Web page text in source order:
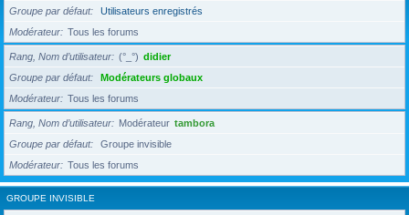
Groupe par défaut
Utilisateurs enregistrés
Modérateur
Tous les forums
Rang, Nom d’utilisateur (°_°) didier
Groupe par défaut
Modérateurs globaux
Modérateur
Tous les forums
Rang, Nom d’utilisateur Modérateur tambora
Groupe par défaut
Groupe invisible
Modérateur
Tous les forums
GROUPE INVISIBLE